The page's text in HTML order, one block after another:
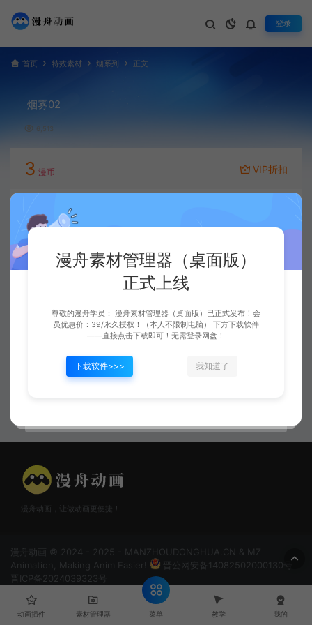
登录
首页 特效素材 烟系列 正文
烟雾02
6,513
3 漫币 VIP折扣
立即下载
漫舟动画，让做动画更便捷！
漫舟动画 © 2024 - 2025 - MANZHOUDONGHUA.CN & MZ
Animation, Making Anim Easier!
晋公网安备14082502000130号
晋ICP备2024039323号
动画插件 素材管理器 菜单 教学 我的
漫舟素材管理器（桌面版）
正式上线
尊敬的漫舟学员： 漫舟素材管理器（桌面版）已正式发布！会
员优惠价：39/永久授权！（本人不限制电脑） 下方下载软件
——直接点击下载即可！无需登录网盘！
下载软件>>> 我知道了